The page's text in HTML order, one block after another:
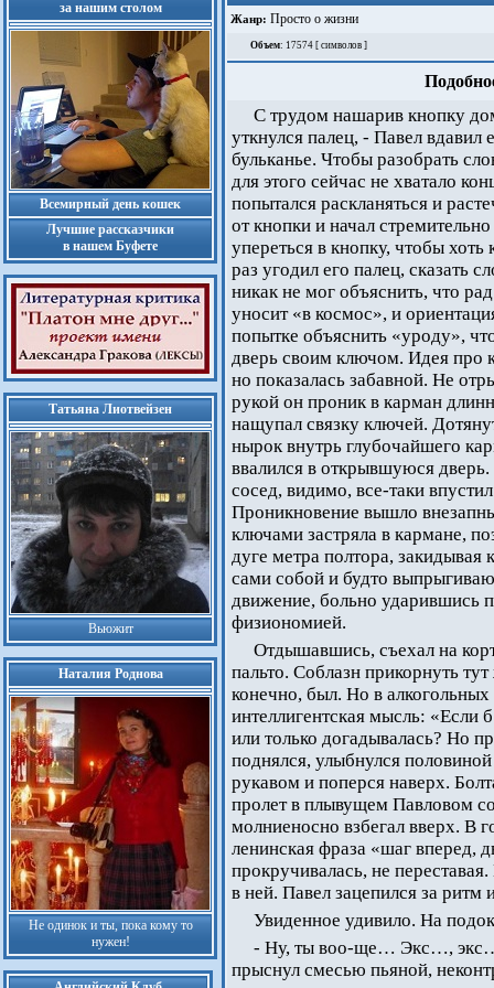
за нашим столом
Всемирный день кошек
Лучшие рассказчики
в нашем Буфете
Татьяна Лиотвейзен
Вьюжит
Наталия Роднова
Не одинок и ты, пока кому то
нужен!
Жанр: Просто о жизни
Объем: 17574 [ символов ]
С трудом нашарив кнопку
уткнулся палец, - Павел
бульканье. Чтобы разобрать
для этого сейчас не хватало
попытался раскланяться и
от кнопки и начал
упереться в кнопку, чтобы хоть
раз угодил его палец, сказать
никак не мог объяснить, что
уносит «в космос», и
попытке объяснить «уроду»,
дверь своим ключом. Идея про
но показалась забавной. Не
рукой он проник в карман
нащупал связку ключей.
нырок внутрь глубочайшего
ввалился в открывшуюся
сосед, видимо, все-таки
Проникновение вышло
ключами застряла в кармане,
дуге метра полтора, закидывая
сами собой и будто
движение, больно ударившись
физиономией.
Отдышавшись, съехал на
пальто. Соблазн прикорнуть
конечно, был. Но в
интеллигентская мысль: «Если
или только догадывалась? Но
поднялся, улыбнулся
рукавом и поперся наверх.
пролет в плывущем Павловом
молниеносно взбегал вверх. В
ленинская фраза «шаг вперед,
прокручивалась, не
в ней. Павел зацепился за ритм
Увиденное удивило. На
- Ну, ты воо-ще… Экс…,
прыснул смесью пьяной,